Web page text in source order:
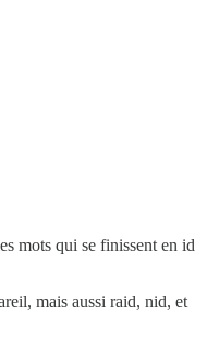
mots qui se finissent en id
mais aussi raid, nid, et